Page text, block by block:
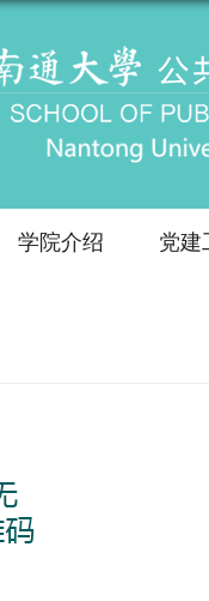
学院介绍 党建